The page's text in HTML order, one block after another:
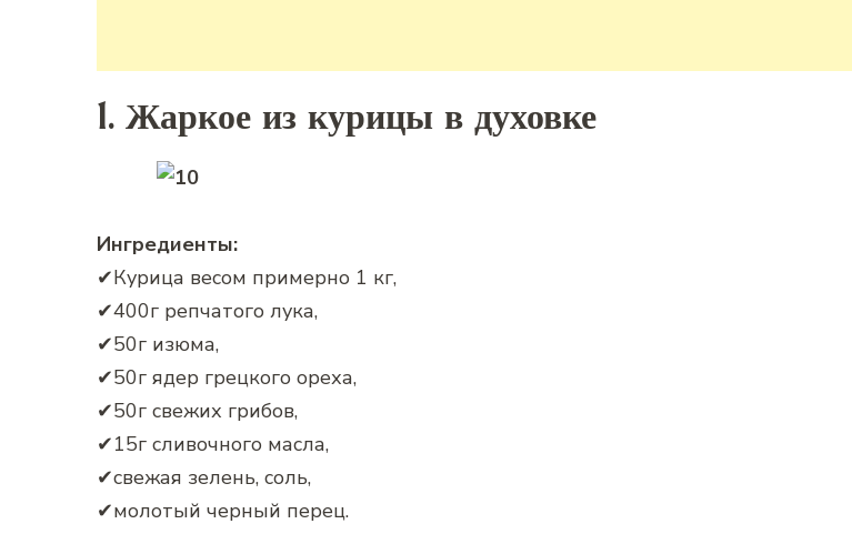
1. Жаркое из курицы в духовке
Ингредиенты:
✔Курица весом примерно 1 кг,
✔400г репчатого лука,
✔50г изюма,
✔50г ядер грецкого ореха,
✔50г свежих грибов,
✔15г сливочного масла,
✔свежая зелень, соль,
✔молотый черный перец.